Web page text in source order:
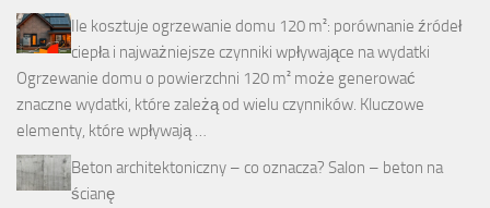
Ile kosztuje ogrzewanie domu 120 m²: porównanie źródeł
ciepła i najważniejsze czynniki wpływające na wydatki
Ogrzewanie domu o powierzchni 120 m² może generować
znaczne wydatki, które zależą od wielu czynników. Kluczowe
elementy, które wpływają …
Beton architektoniczny – co oznacza? Salon – beton na
ścianę